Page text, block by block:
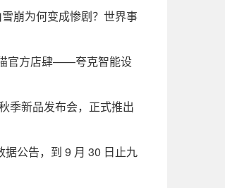
崩为何变成惨剧？世界事
官方店肆——夸克智能设
季新品发布会，正式推出
公告，到 9 月 30 日止九